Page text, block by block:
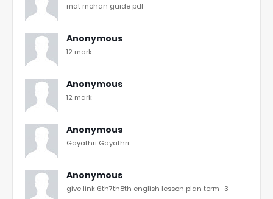
mat mohan guide pdf
Anonymous
12 mark
Anonymous
12 mark
Anonymous
Gayathri Gayathri
Anonymous
give link 6th7th8th english lesson plan term -3